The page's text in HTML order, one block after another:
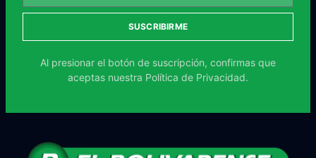
SUSCRIBIRME
Al presionar el botón de suscripción, confirmas que
aceptas nuestra Política de Privacidad.